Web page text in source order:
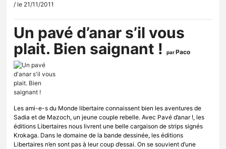
/ le 21/11/2011
Un pavé d’anar s’il vous
plait. Bien saignant !
parPaco
Les ami-e-s du Monde libertaire connaissent bien les aventures de
Sadia et de Mazoch, un jeune couple rebelle. Avec Pavé d’anar !, les
éditions Libertaires nous livrent une belle cargaison de strips signés
Krokaga. Dans le domaine de la bande dessinée, les éditions
Libertaires n’en sont pas à leur coup d’essai. On se souvient d’une